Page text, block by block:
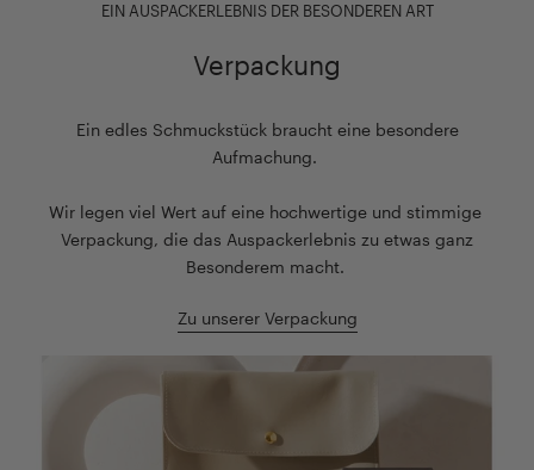
EIN AUSPACKERLEBNIS DER BESONDEREN ART
Verpackung
Ein edles Schmuckstück braucht eine besondere
Aufmachung.
Wir legen viel Wert auf eine hochwertige und stimmige
Verpackung, die das Auspackerlebnis zu etwas ganz
Besonderem macht.
Zu unserer Verpackung